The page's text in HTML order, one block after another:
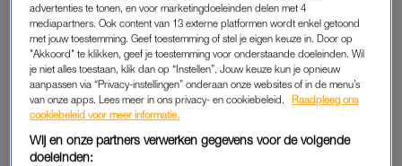
zetten.
Defensie stuurt het vliegtuig, omdat het steeds moeilijker wordt
commerciële vluchten vanuit Afghanistan te krijgen.
AFGHAANSE TOLKEN
Eerder kon een woordvoerder niet zeggen hoeveel tolken er
advertenties te tonen, en voor marketingdoeleinden delen met 4
mediapartners. Ook content van 13 externe platformen wordt enkel getoond
met jouw toestemming. Geef toestemming of stel je eigen keuze in. Door op
"Akkoord" te klikken, geef je toestemming voor onderstaande doeleinden. Wil
je niet alles toestaan, klik dan op “Instellen”. Jouw keuze kun je opnieuw
aanpassen via “Privacy-instellingen” onderaan onze websites of in de menu’s
van onze apps. Lees meer in ons privacy- en cookiebeleid.
Raadpleeg ons
cookiebeleid voor meer informatie.
Wij en onze partners verwerken gegevens voor de volgende
doeleinden: